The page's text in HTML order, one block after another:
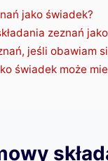
jako świadek?
zeznań
jeśli obawiam
świadek może